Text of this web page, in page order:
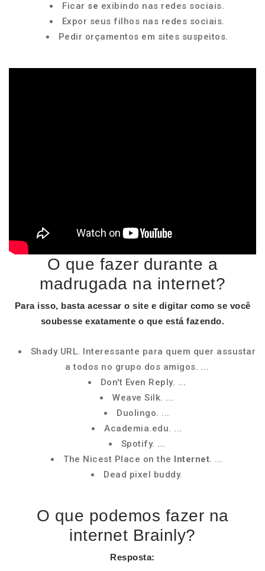
Ficar se exibindo nas redes sociais.
Expor seus filhos nas redes sociais.
Pedir orçamentos em sites suspeitos.
O que fazer durante a
madrugada na internet?
Para isso, basta acessar o site e digitar como se você
soubesse exatamente o que está fazendo.
Shady URL. Interessante para quem quer assustar
a todos no grupo dos amigos. ...
Don't Even Reply. ...
Weave Silk. ...
Duolingo. ...
Academia.edu. ...
Spotify. ...
The Nicest Place on the Internet. ...
Dead pixel buddy.
O que podemos fazer na
internet Brainly?
Resposta: